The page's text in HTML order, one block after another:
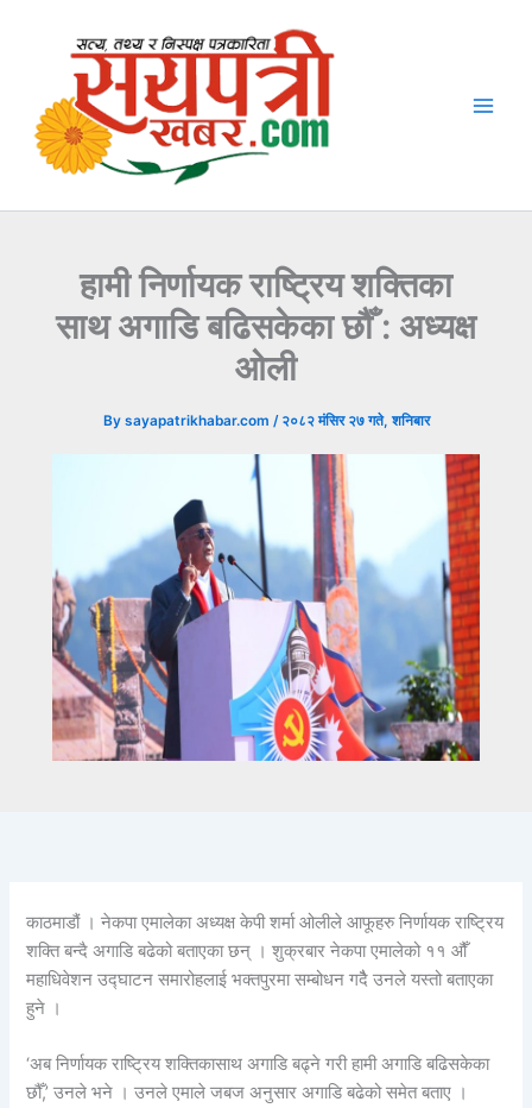
हामी निर्णायक राष्ट्रिय शक्तिका
साथ अगाडि बढिसकेका छौँ : अध्यक्ष
ओली
By sayapatrikhabar.com / २०८२ मंसिर २७ गते, शनिबार
काठमाडौं । नेकपा एमालेका अध्यक्ष केपी शर्मा ओलीले आफूहरु निर्णायक राष्ट्रिय
शक्ति बन्दै अगाडि बढेको बताएका छन् । शुक्रबार नेकपा एमालेको ११ औँ
महाधिवेशन उद्घाटन समारोहलाई भक्तपुरमा सम्बोधन गदैै उनले यस्तो बताएका
हुने ।
‘अब निर्णायक राष्ट्रिय शक्तिकासाथ अगाडि बढ्ने गरी हामी अगाडि बढिसकेका
छौँ,’ उनले भने । उनले एमाले जबज अनुसार अगाडि बढेको समेत बताए ।